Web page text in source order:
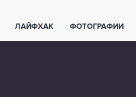
ЛАЙФХАК ФОТОГРАФИИ